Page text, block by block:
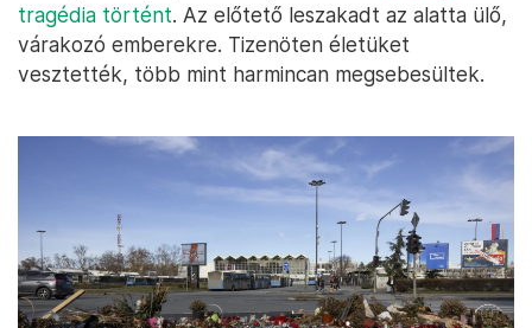
tragédia történt. Az előtető leszakadt az alatta ülő,
várakozó emberekre. Tizenöten életüket
vesztették, több mint harmincan megsebesültek.